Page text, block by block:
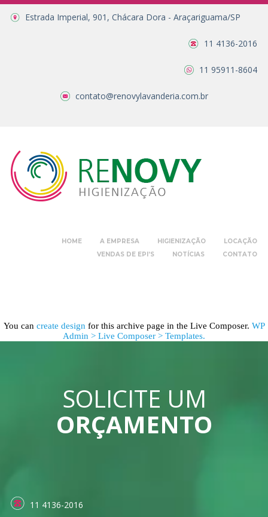
Estrada Imperial, 901, Chácara Dora - Araçariguama/SP
11 4136-2016
11 95911-8604
contato@renovylavanderia.com.br
HOME A EMPRESA HIGIENIZAÇÃO
LOCAÇÃO
VENDAS DE EPI’S
NOTÍCIAS CONTATO
You can create design for this archive page in the Live Composer. WP
Admin > Live Composer > Templates.
SOLICITE UM
ORÇAMENTO
11 4136-2016